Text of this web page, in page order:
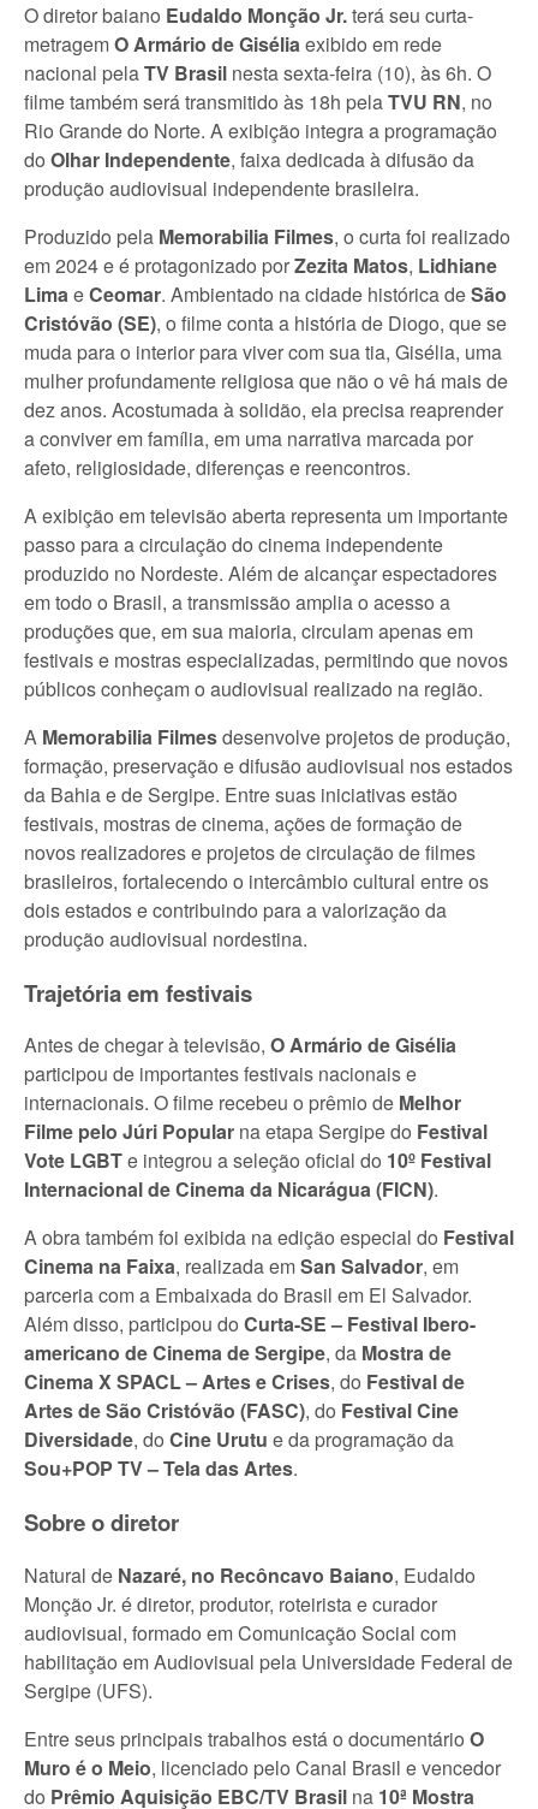
O diretor baiano Eudaldo Monção Jr.terá seu curta-
metragemO Armário de Giséliaexibido em rede
nacional pelaTV Brasil nesta sexta-feira (10), às 6h. O
filme também será transmitido às 18h pelaTVU RN, no
Rio Grande do Norte. A exibição integra a programação
do Olhar Independente, faixa dedicada à difusão da
produção audiovisual independente brasileira.
Produzido pela Memorabilia Filmes, o curta foi realizado
em 2024 e é protagonizado porZezita Matos, Lidhiane
LimaeCeomar. Ambientado na cidade histórica deSão
Cristóvão (SE), o filme conta a história de Diogo, que se
muda para o interior para viver com sua tia, Gisélia, uma
mulher profundamente religiosa que não o vê há mais de
dez anos. Acostumada à solidão, ela precisa reaprender
a conviver em família, em uma narrativa marcada por
afeto, religiosidade, diferenças e reencontros.
A exibição em televisão aberta representa um importante
passo para a circulação do cinema independente
produzido no Nordeste. Além de alcançar espectadores
em todo o Brasil, a transmissão amplia o acesso a
produções que, em sua maioria, circulam apenas em
festivais e mostras especializadas, permitindo que novos
públicos conheçam o audiovisual realizado na região.
A Memorabilia Filmesdesenvolve projetos de produção,
formação, preservação e difusão audiovisual nos estados
da Bahia e de Sergipe. Entre suas iniciativas estão
festivais, mostras de cinema, ações de formação de
novos realizadores e projetos de circulação de filmes
brasileiros, fortalecendo o intercâmbio cultural entre os
dois estados e contribuindo para a valorização da
produção audiovisual nordestina.
Trajetória em festivais
Antes de chegar à televisão, O Armário de Gisélia
participou de importantes festivais nacionais e
internacionais. O filme recebeu o prêmio de Melhor
Filme pelo Júri Popular na etapa Sergipe do Festival
Vote LGBTe integrou a seleção oficial do 10º Festival
Internacional de Cinema da Nicarágua (FICN).
A obra também foi exibida na edição especial do Festival
Cinema na Faixa, realizada emSan Salvador, em
parceria com a Embaixada do Brasil em El Salvador.
Além disso, participou do Curta-SE – Festival Ibero-
americano de Cinema de Sergipe, da Mostra de
Cinema X SPACL – Artes e Crises, do Festival de
Artes de São Cristóvão (FASC), do Festival Cine
Diversidade, do Cine Urutu e da programação da
Sou+POP TV – Tela das Artes.
Sobre o diretor
Natural de Nazaré, no Recôncavo Baiano, Eudaldo
Monção Jr. é diretor, produtor, roteirista e curador
audiovisual, formado em Comunicação Social com
habilitação em Audiovisual pela Universidade Federal de
Sergipe (UFS).
Entre seus principais trabalhos está o documentário O
Muro é o Meio, licenciado pelo Canal Brasil e vencedor
do Prêmio Aquisição EBC/TV Brasil na 10ª Mostra